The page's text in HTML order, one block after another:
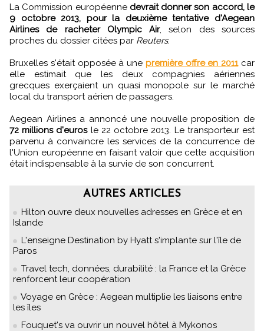
La Commission européenne devrait donner son accord, le
9 octobre 2013, pour la deuxième tentative d'Aegean
Airlines de racheter Olympic Air, selon des sources
proches du dossier citées par Reuters.
Bruxelles s'était opposée à une première offre en 2011car
elle estimait que les deux compagnies aériennes
grecques exerçaient un quasi monopole sur le marché
local du transport aérien de passagers.
Aegean Airlines a annoncé une nouvelle proposition de
72 millions d'eurosle 22 octobre 2013. Le transporteur est
parvenu à convaincre les services de la concurrence de
l'Union européenne en faisant valoir que cette acquisition
était indispensable à la survie de son concurrent.
AUTRES ARTICLES
Hilton ouvre deux nouvelles adresses en Grèce et en
Islande
L'enseigne Destination by Hyatt s'implante sur l'île de
Paros
Travel tech, données, durabilité : la France et la Grèce
renforcent leur coopération
Voyage en Grèce : Aegean multiplie les liaisons entre
les îles
Fouquet's va ouvrir un nouvel hôtel à Mykonos